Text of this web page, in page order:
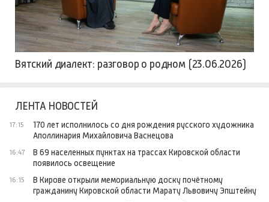
Вятский диалект: разговор о родном (23.06.2026)
ЛЕНТА НОВОСТЕЙ
17:15
170 лет исполнилось со дня рождения русского художника
Аполлинария Михайловича Васнецова
16:47
В 69 населенных пунктах на трассах Кировской области
появилось освещение
16:15
В Кирове открыли мемориальную доску почётному
гражданину Кировской области Марату Львовичу Эпштейну